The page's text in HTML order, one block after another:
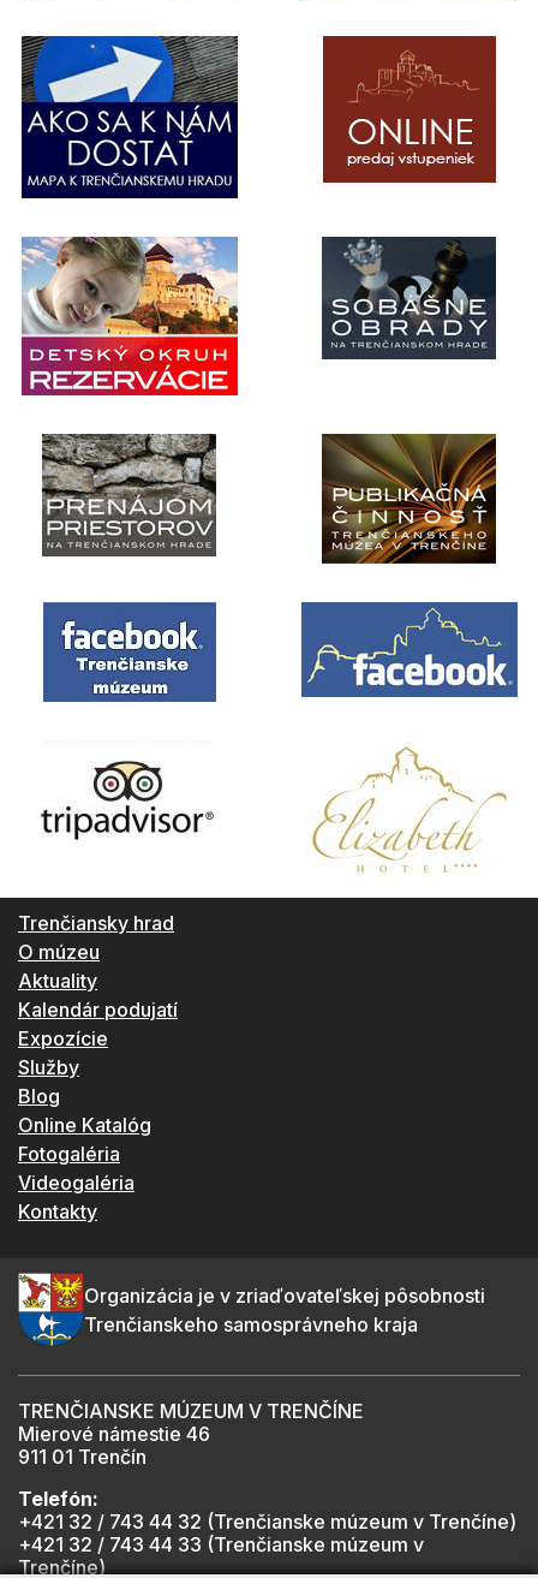
Trenčiansky hrad
O múzeu
Aktuality
Kalendár podujatí
Expozície
Služby
Blog
Online Katalóg
Fotogaléria
Videogaléria
Kontakty
Organizácia je v zriaďovateľskej pôsobnosti
Trenčianskeho samosprávneho kraja
TRENČIANSKE MÚZEUM V TRENČÍNE
Mierové námestie 46
911 01 Trenčín
Telefón:
+421 32 / 743 44 32 (Trenčianske múzeum v Trenčíne)
+421 32 / 743 44 33 (Trenčianske múzeum v
Trenčíne)